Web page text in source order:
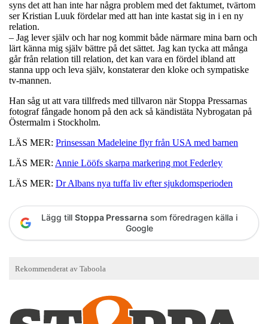
syns det att han inte har några problem med det faktumet, tvärtom
ser Kristian Luuk fördelar med att han inte kastat sig in i en ny
relation.
– Jag lever själv och har nog kommit både närmare mina barn och
lärt känna mig själv bättre på det sättet. Jag kan tycka att många
går från relation till relation, det kan vara en fördel ibland att
stanna upp och leva själv, konstaterar den kloke och sympatiske
tv-mannen.
Han såg ut att vara tillfreds med tillvaron när Stoppa Pressarnas
fotograf fångade honom på den ack så kändistäta Nybrogatan på
Östermalm i Stockholm.
LÄS MER: Prinsessan Madeleine flyr från USA med barnen
LÄS MER: Annie Lööfs skarpa markering mot Federley
LÄS MER: Dr Albans nya tuffa liv efter sjukdomsperioden
Lägg till Stoppa Pressarna som föredragen källa i
Google